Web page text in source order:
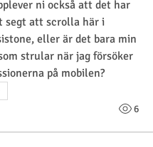
ni också att det har
segt att scrolla här i
eller är det bara min
strular när jag försöker
på mobilen?
6